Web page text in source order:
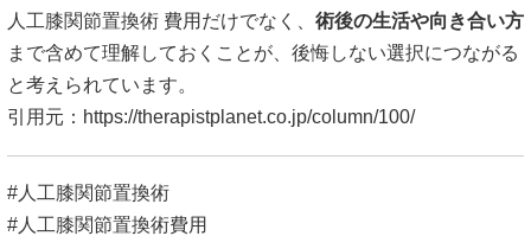
人工膝関節置換術 費用だけでなく、 術後の生活や向き合い方
まで含めて理解しておくことが、後悔しない選択につながる
と考えられています。
引用元： https://therapistplanet.co.jp/column/100/
#人工膝関節置換術
#人工膝関節置換術費用